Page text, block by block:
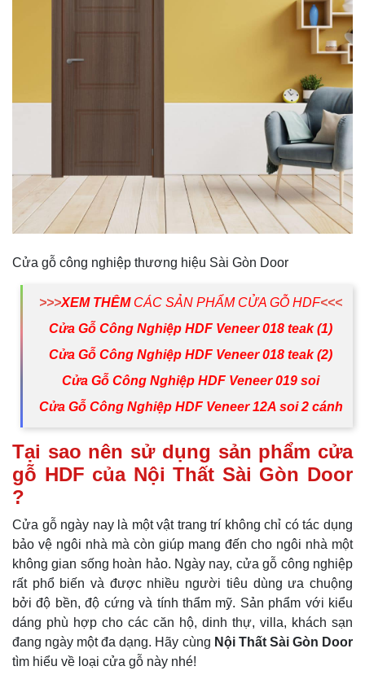
Cửa gỗ công nghiệp thương hiệu Sài Gòn Door
>>>XEM THÊMCÁC SẢN PHẨM CỬA GỖ HDF<<<
Cửa Gỗ Công Nghiệp HDF Veneer 018 teak (1)
Cửa Gỗ Công Nghiệp HDF Veneer 018 teak (2)
Cửa Gỗ Công Nghiệp HDF Veneer 019 soi
Cửa Gỗ Công Nghiệp HDF Veneer 12A soi 2 cánh
Tại sao nên sử dụng sản phẩm cửa
gỗ HDF của Nội Thất Sài Gòn Door
?
Cửa gỗ ngày nay là một vật trang trí không chỉ có tác dụng
bảo vệ ngôi nhà mà còn giúp mang đến cho ngôi nhà một
không gian sống hoàn hảo. Ngày nay, cửa gỗ công nghiệp
rất phổ biến và được nhiều người tiêu dùng ưa chuộng
bởi độ bền, độ cứng và tính thẩm mỹ. Sản phẩm với kiểu
dáng phù hợp cho các căn hộ, dinh thự, villa, khách sạn
đang ngày một đa dạng. Hãy cùng Nội Thất Sài Gòn Door
tìm hiểu về loại cửa gỗ này nhé!